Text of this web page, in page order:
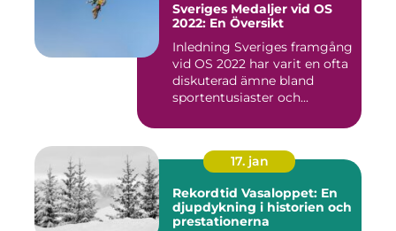
Sveriges Medaljer vid OS
2022: En Översikt
Inledning Sveriges framgång
vid OS 2022 har varit en ofta
diskuterad ämne bland
sportentusiaster och...
17. jan
Rekordtid Vasaloppet: En
djupdykning i historien och
prestationerna